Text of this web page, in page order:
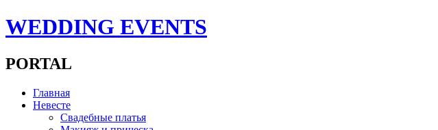
WEDDING EVENTS
PORTAL
Главная
Невесте
Свадебные платья